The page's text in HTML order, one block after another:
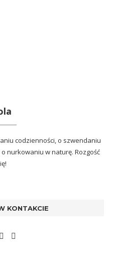
codzienności, o szwendaniu
nurkowaniu w naturę. Rozgość
KONTAKCIE